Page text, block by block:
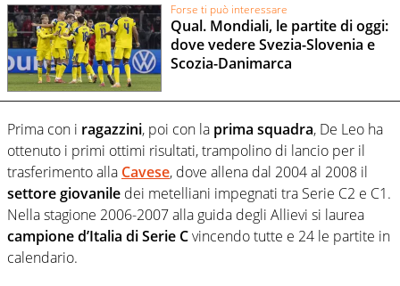
Forse ti può interessare
Qual. Mondiali, le partite di oggi:
dove vedere Svezia-Slovenia e
Scozia-Danimarca
Prima con i ragazzini, poi con la prima squadra, De Leo ha
ottenuto i primi ottimi risultati, trampolino di lancio per il
trasferimento alla Cavese, dove allena dal 2004 al 2008 il
settore giovanile dei metelliani impegnati tra Serie C2 e C1.
Nella stagione 2006-2007 alla guida degli Allievi si laurea
campione d’Italia di Serie Cvincendo tutte e 24 le partite in
calendario.